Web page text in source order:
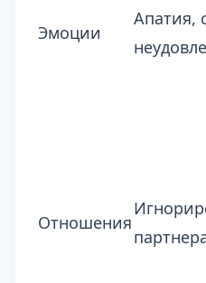
Эмоции
Апатия,
Отношения